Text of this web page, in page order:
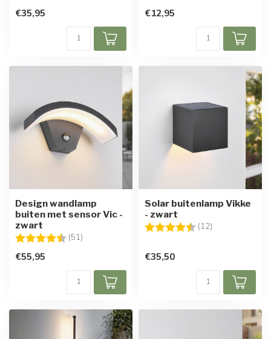
€35,95 €12,95
Design wandlamp
buiten met sensor Vic -
zwart
Beoordeling: (51)
€55,95
Solar buitenlamp Vikke
- zwart
Beoordeling: (12)
€35,50